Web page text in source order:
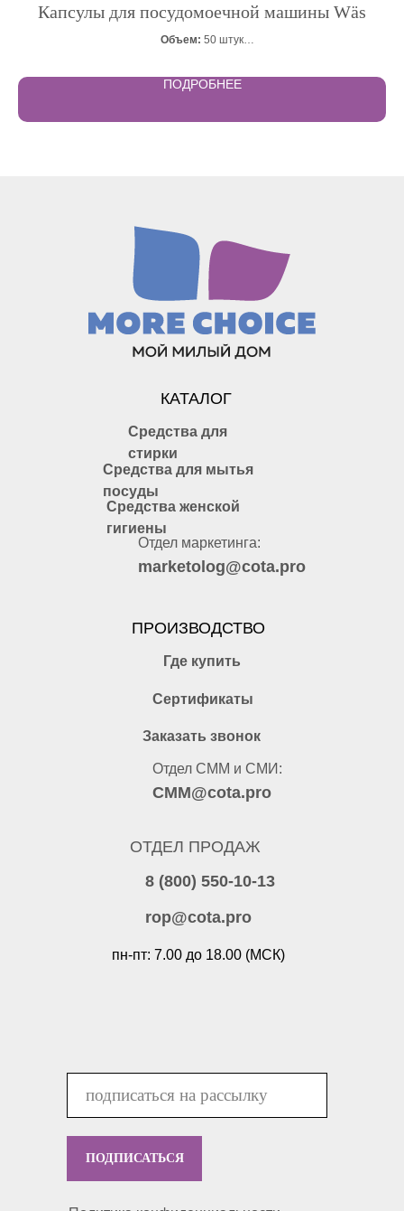
Капсулы для посудомоечной машины Wäs
Объем: 50 штук
ПОДРОБНЕЕ
ПОДПИСАТЬСЯ
КАТАЛОГ
Средства для
стирки
Средства для мытья
посуды
Средства женской
гигиены
ОТДЕЛ ПРОДАЖ
Отдел СММ и СМИ:
Отдел маркетинга:
ПРОИЗВОДСТВО
Где купить
Сертификаты
Заказать звонок
8 (800) 550-10-13
пн-пт: 7.00 до 18.00 (МСК)
rop@cota.pro
CMM@cota.pro
marketolog@cota.pro